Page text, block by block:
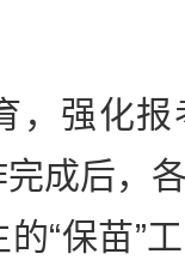
强化报
成后，
“保苗”